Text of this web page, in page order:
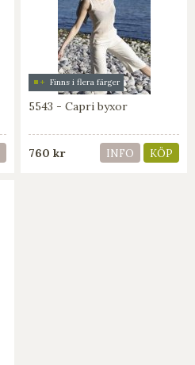
Finns i flera färger
5543 - Capri byxor
760 kr INFO KÖP